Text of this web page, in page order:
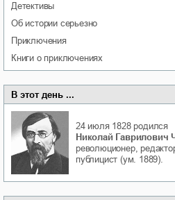
детективы
об истории серьезно
приключения
книги о приключениях
В этот день ...
24 июля 1828 родился
Николай Гаврилович
революционер,
публицист (ум. 1889).